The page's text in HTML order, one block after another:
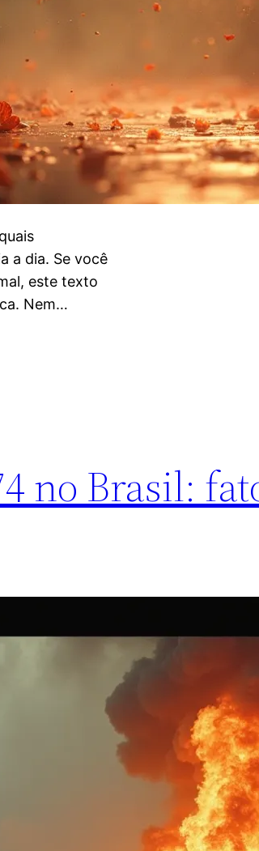
a dia. Se você
este texto
Nem…
no Brasil: